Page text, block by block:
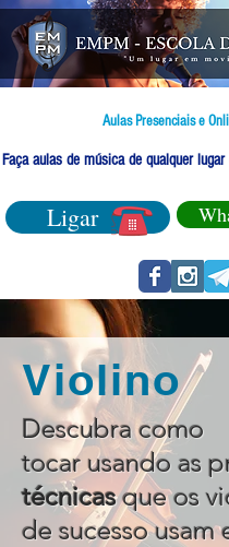
Aulas Presenciais e
Faça aulas de música de qualquer lugar
Ligar
Violino
Descubra como
tocar usando as
técnicasque os
de sucesso usam